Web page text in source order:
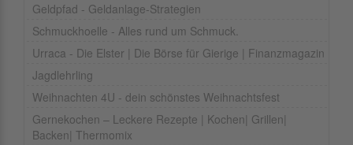
Geldpfad - Geldanlage-Strategien
Schmuckhoelle - Alles rund um Schmuck.
Urraca - Die Elster | Die Börse für Gierige | Finanzmagazin
Jagdlehrling
Weihnachten 4U - dein schönstes Weihnachtsfest
Gernekochen – Leckere Rezepte | Kochen| Grillen|
Backen| Thermomix